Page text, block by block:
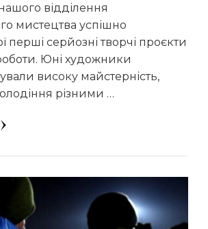
відділення
мистецтва успішно
перші серйозні творчі проєкти
Юні художники
високу майстерність,
різними …